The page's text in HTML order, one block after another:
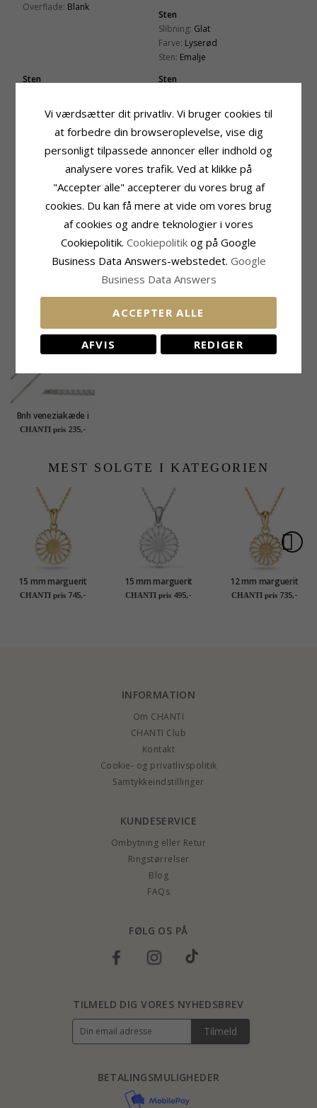
Overflade: Blank
Sten
Slibning: Glat
Farve: Lyserød
Sten: Emalje
Sten
Emalje
Sten
Farve:
Blå
Sten: Emalje
Slibning:Glat
Grøn
Emalje
Slibning: Glat
Farve:Lysegrøn
Sten:Emalje
Fatning
15,1 mm
Højde Ekskl. Øsken:
11,2 mm
9,3 mm
Leveringstid
Leveringstid:2-3 Hverdage
KUNDER DER HAR KØBT DENNE HAR
Bnh veneziakæde i
sølv 55 cm x 0,8 mm
CHANTI pris 235,-
MEST SOLGTE I KATEGORIEN
15 mm marguerit
Halskæde med
CHANTI pris 745,-
15 mm marguerit
halskæde i sølv -
CHANTI pris 495,-
12 mm marguerit
halskæde i forgyldt
CHANTI pris 735,-
INFORMATION
Om CHANTI
CHANTI Club
Kontakt
Cookie- og privatlivspolitik
Samtykkeindstillinger
KUNDESERVICE
Ombytning eller Retur
Ringstørrelser
Blog
FAQs
FØLG OS PÅ
BETALINGSMULIGHEDER
TILMELD DIG VORES NYHEDSBREV
Tilmeld
Vi værdsætter dit privatliv. Vi bruger cookies til
at forbedre din browseroplevelse, vise dig
personligt tilpassede annoncer eller indhold og
analysere vores trafik. Ved at klikke på
"Accepter alle" accepterer du vores brug af
cookies. Du kan få mere at vide om vores brug
af cookies og andre teknologier i vores
Cookiepolitik. Cookiepolitik og på Google
Business Data Answers-webstedet. Google
Business Data Answers
ACCEPTER ALLE
AFVIS REDIGER